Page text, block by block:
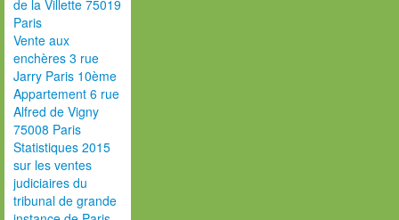
de la Villette 75019
Paris
Vente aux
enchères 3 rue
Jarry Paris 10ème
Appartement 6 rue
Alfred de Vigny
75008 Paris
Statistiques 2015
sur les ventes
judiciaires du
tribunal de grande